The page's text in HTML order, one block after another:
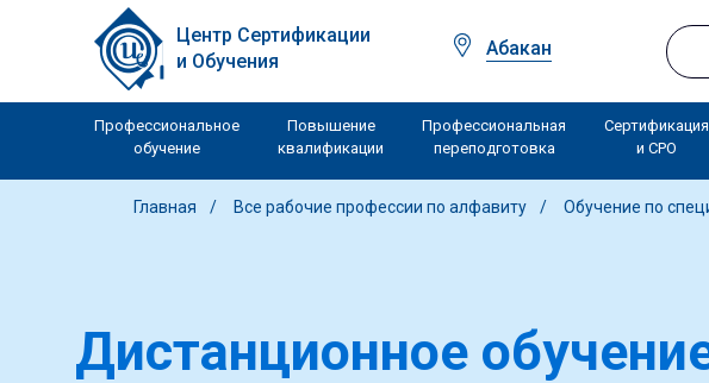
Центр Сертификации
и Обучения
Абакан
Профессиональное
обучение
Повышение
квалификации
Профессиональная
переподготовка
Сертификация
и СРО
Главная Все рабочие профессии по алфавиту Обучение по
Дистанционное